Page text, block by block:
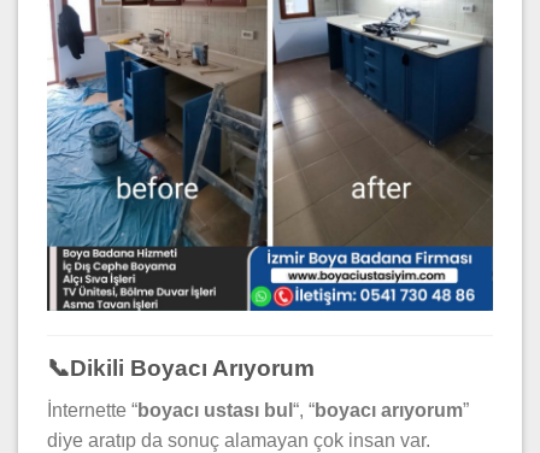
📞Dikili Boyacı Arıyorum
İnternette “boyacı ustası bul “, “boyacı arıyorum”
diye aratıp da sonuç alamayan çok insan var.